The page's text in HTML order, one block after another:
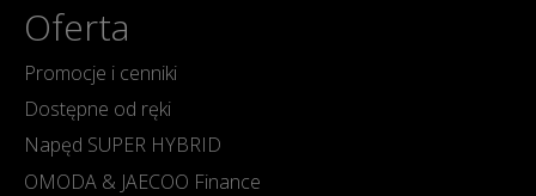
Oferta
Promocje i cenniki
Dostępne od ręki
Napęd SUPER HYBRID
OMODA & JAECOO Finance